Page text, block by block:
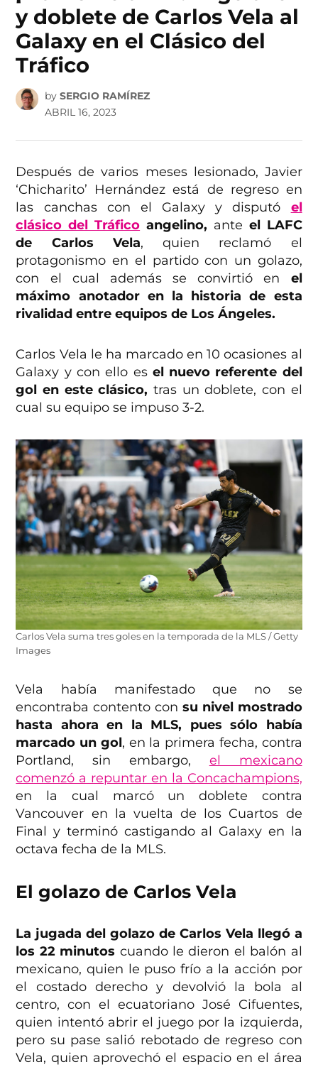
y doblete de Carlos Vela al
Galaxy en el Clásico del
Tráfico
by SERGIO RAMÍREZ
ABRIL 16, 2023
Después de varios meses lesionado, Javier
‘Chicharito’ Hernández está de regreso en
las canchas con el Galaxy y disputó el
clásico del Tráfico angelino, ante el LAFC
de Carlos Vela, quien reclamó el
protagonismo en el partido con un golazo,
con el cual además se convirtió en el
máximo anotador en la historia de esta
rivalidad entre equipos de Los Ángeles.
Carlos Vela le ha marcado en 10 ocasiones al
Galaxy y con ello es el nuevo referente del
gol en este clásico, tras un doblete, con el
cual su equipo se impuso 3-2.
Carlos Vela suma tres goles en la temporada de la MLS / Getty
Images
Vela había manifestado que no se
encontraba contento con su nivel mostrado
hasta ahora en la MLS, pues sólo había
marcado un gol, en la primera fecha, contra
Portland, sin embargo, el mexicano
comenzó a repuntar en la Concachampions,
en la cual marcó un doblete contra
Vancouver en la vuelta de los Cuartos de
Final y terminó castigando al Galaxy en la
octava fecha de la MLS.
El golazo de Carlos Vela
La jugada del golazo de Carlos Vela llegó a
los 22 minutos cuando le dieron el balón al
mexicano, quien le puso frío a la acción por
el costado derecho y devolvió la bola al
centro, con el ecuatoriano José Cifuentes,
quien intentó abrir el juego por la izquierda,
pero su pase salió rebotado de regreso con
Vela, quien aprovechó el espacio en el área